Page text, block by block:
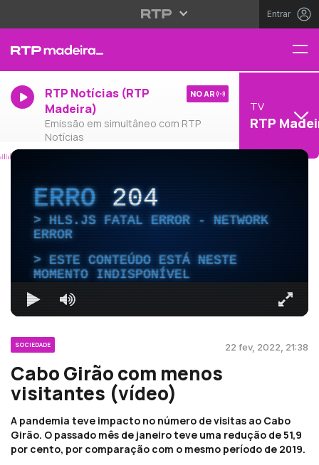
Entrar
RTP Notícias (RTP
Madeira)
Emissão em simultâneo com RTP
Notícias
NO AR
TV
RTP
ERRO204
HLS.JS FATAL ERROR - NETWORK
ERROR
ESTE CONTEÚDO ESTÁ NESTE
MOMENTO INDISPONÍVEL
SOCIEDADE 22 fev, 2022, 21:38
Cabo Girão com menos
visitantes (vídeo)
A pandemia teve impacto no número de visitas ao Cabo
Girão. O passado mês de janeiro teve uma redução de 51,9
por cento, por comparação com o mesmo período de 2019.